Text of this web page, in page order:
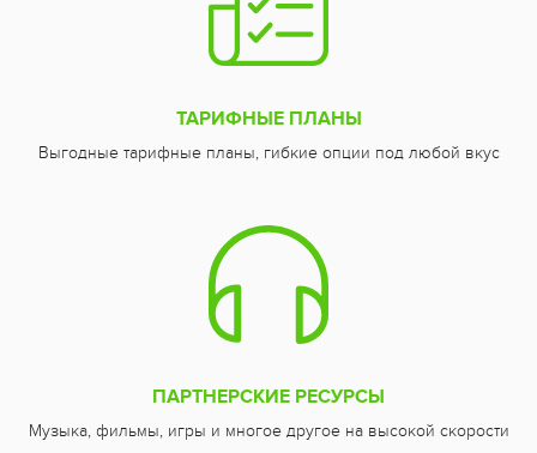
ТАРИФНЫЕ ПЛАНЫ
Выгодные тарифные планы, гибкие опции под любой вкус
ПАРТНЕРСКИЕ РЕСУРСЫ
Музыка, фильмы, игры и многое другое на высокой скорости